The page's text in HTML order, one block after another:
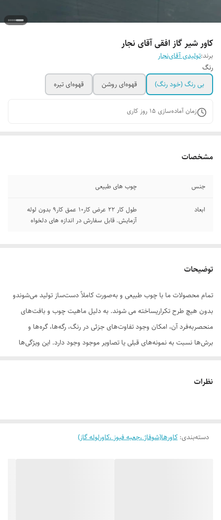
کاور شیر گاز افقی آقای نجار
برند:تولیدی آقای‌نجار
رنگ
بی رنگ (خود رنگ)
قهوه‌ای روشن قهوه‌ای تیره
زمان آماده‌سازی 15 روز کاری
مشخصات
جنس چوب های طبیعی
ابعاد
طول کار ۲۲ عرض کار۱۰ عمق کار۹ بدون لوله
آزمایش. قابل سفارش در اندازه های دلخواه
توضیحات
تمام محصولات ما با چوب طبیعی و به‌صورت کاملاً دست‌ساز تولید می‌شوندو
بدون هیچ طرح تکراریساخته می شوند. به دلیل ماهیت چوب و بافت‌های
منحصر‌به‌فرد آن، امکان وجود تفاوت‌های جزئی در رنگ، رگه‌ها، گره‌ها و
برش‌ها نسبت به نمونه‌های قبلی یا تصاویر موجود وجود دارد. این ویژگی‌ها
نمونه دیگری دقیقاً مثل اون وجود ندارد
نظرات
دسته‌بندی: کاورها(شوفاژ ،جعبه فیوز ،کاورلوله گاز)